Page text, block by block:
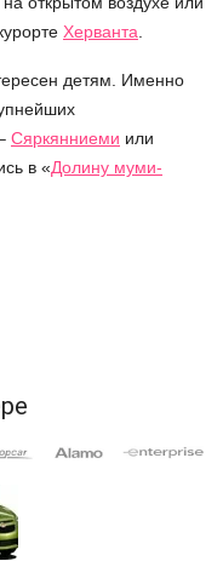
Херванта
детям. Именно
Сяркянниеми или
в «Долину муми-